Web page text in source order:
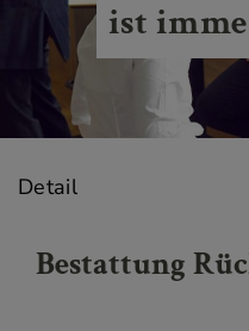
ist
Detail
Bestattung